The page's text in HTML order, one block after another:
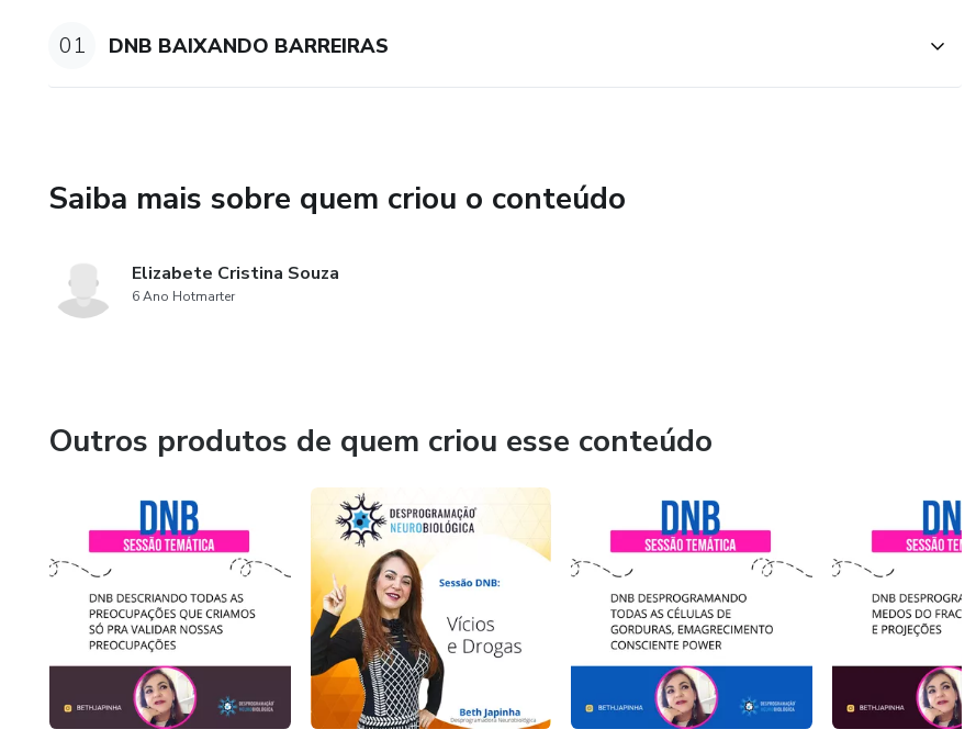
01 DNB BAIXANDO BARREIRAS
Saiba mais sobre quem criou o conteúdo
Elizabete Cristina Souza
6 Ano Hotmarter
Outros produtos de quem criou esse conteúdo